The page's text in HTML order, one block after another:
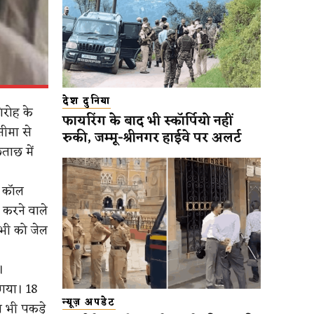
के
से
में
वाले
को जेल
18
भी पकड़े
देश दुनिया
फायरिंग के बाद भी स्कॉर्पियो नहीं
रुकी, जम्मू-श्रीनगर हाईवे पर अलर्ट
न्यूज़ अपडेट